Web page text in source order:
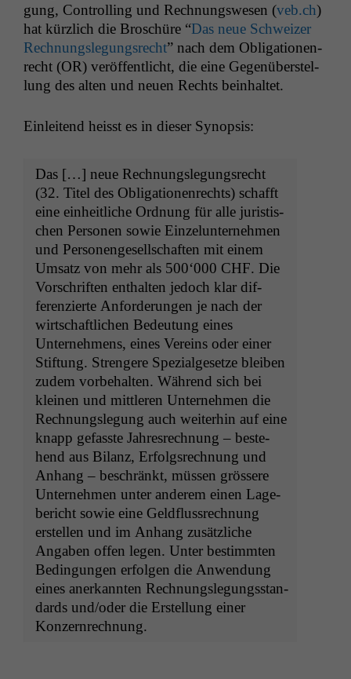
gung, Con­trol­ling und Rech­nungswe­sen (veb.ch)
hat kür­zlich die Broschüre “Das neue Schweiz­er
Rech­nungsle­gungsrecht” nach dem Oblig­a­tio­nen­
recht (OR) veröf­fentlicht, die eine Gegenüber­stel­
lung des alten und neuen Rechts beinhaltet.
Ein­lei­t­end heisst es in dieser Synopsis:
Das […] neue Rech­nungsle­gungsrecht
(32. Titel des Oblig­a­tio­nen­rechts) schafft
eine ein­heitliche Ord­nung für alle juris­tis­
chen Per­so­n­en sowie Einzelun­ternehmen
und Per­so­n­enge­sellschaften mit einem
Umsatz von mehr als 500‘000 CHF. Die
Vorschriften enthal­ten jedoch klar dif­
feren­zierte Anforderun­gen je nach der
wirtschaftlichen Bedeu­tung eines
Unternehmens, eines Vere­ins oder ein­er
Stiftung. Stren­gere Spezialge­set­ze bleiben
zudem vor­be­hal­ten. Während sich bei
kleinen und mit­tleren Unternehmen die
Rech­nungsle­gung auch weit­er­hin auf eine
knapp gefasste Jahres­rech­nung – beste­
hend aus Bilanz, Erfol­gsrech­nung und
Anhang – beschränkt, müssen grössere
Unternehmen unter anderem einen Lage­
bericht sowie eine Geld­flussrech­nung
erstellen und im Anhang zusät­zliche
Angaben offen leg­en. Unter bes­timmten
Bedin­gun­gen erfol­gen die Anwen­dung
eines anerkan­nten Rech­nungsle­gungs­stan­
dards und/oder die Erstel­lung ein­er
Konzernrechnung.